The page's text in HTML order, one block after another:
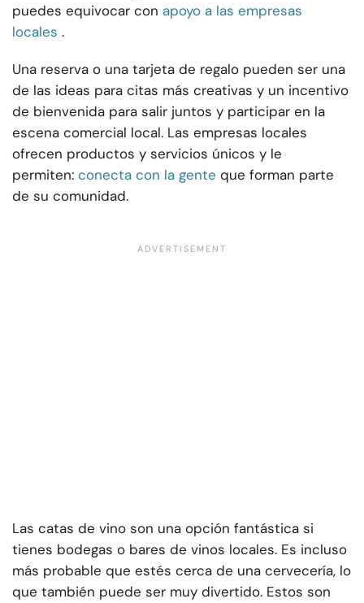
puedes equivocar con apoyo a las empresas
locales .
Una reserva o una tarjeta de regalo pueden ser una
de las ideas para citas más creativas y un incentivo
de bienvenida para salir juntos y participar en la
escena comercial local. Las empresas locales
ofrecen productos y servicios únicos y le
permiten: conecta con la gente que forman parte
de su comunidad.
Las catas de vino son una opción fantástica si
tienes bodegas o bares de vinos locales. Es incluso
más probable que estés cerca de una cervecería, lo
que también puede ser muy divertido. Estos son